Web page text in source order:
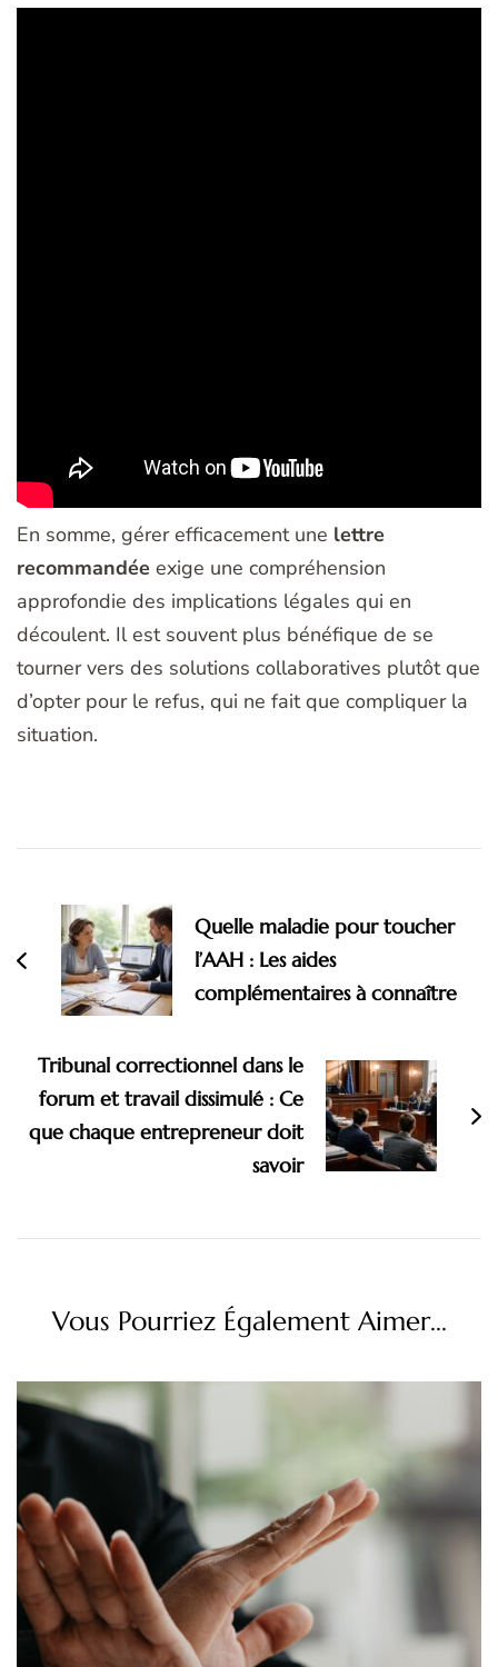
En somme, gérer efficacement une lettre
recommandée exige une compréhension
approfondie des implications légales qui en
découlent. Il est souvent plus bénéfique de se
tourner vers des solutions collaboratives plutôt que
d’opter pour le refus, qui ne fait que compliquer la
situation.
d'article
Quelle maladie pour toucher
l’AAH : Les aides
complémentaires à connaître
Tribunal correctionnel dans le
forum et travail dissimulé : Ce
que chaque entrepreneur doit
savoir
Vous Pourriez Également Aimer...